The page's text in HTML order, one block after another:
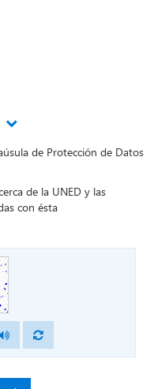
de Protección de Datos
de la UNED y las
con ésta